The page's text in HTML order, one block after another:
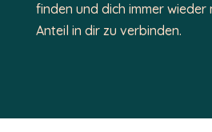
finden und dich immer wieder
Anteil in dir zu verbinden.